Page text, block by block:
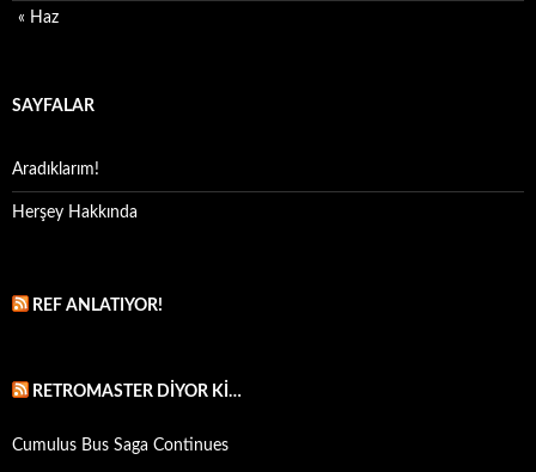
« Haz
SAYFALAR
Aradıklarım!
Herşey Hakkında
REF ANLATIYOR!
RETROMASTER DIYOR KI…
Cumulus Bus Saga Continues